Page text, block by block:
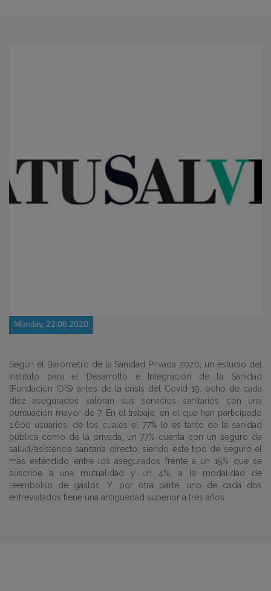
Monday, 22.06.2020
Según el Barómetro de la Sanidad Privada 2020, un estudio del
Instituto para el Desarrollo e Integración de la Sanidad
(Fundación IDIS) antes de la crisis del Covid-19, ocho de cada
diez asegurados valoran sus servicios sanitarios con una
puntuación mayor de 7. En el trabajo, en el que han participado
1.600 usuarios, de los cuales el 77% lo es tanto de la sanidad
pública como de la privada, un 77% cuenta con un seguro de
salud/asistencia sanitaria directo, siendo este tipo de seguro el
más extendido entre los asegurados frente a un 15% que se
suscribe a una mutualidad y un 4%, a la modalidad de
reembolso de gastos. Y, por otra parte, uno de cada dos
entrevistados tiene una antigüedad superior a tres años.